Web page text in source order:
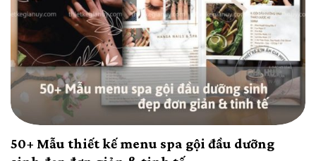
50+ Mẫu thiết kế menu spa gội đầu dưỡng